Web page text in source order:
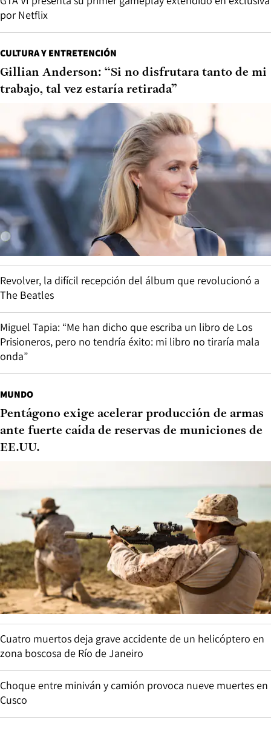
por Netflix
CULTURA Y ENTRETENCIÓN
Gillian Anderson: “Si no disfrutara tanto de mi
trabajo, tal vez estaría retirada”
Revolver, la difícil recepción del álbum que revolucionó a
The Beatles
Miguel Tapia: “Me han dicho que escriba un libro de Los
Prisioneros, pero no tendría éxito: mi libro no tiraría mala
onda”
MUNDO
Pentágono exige acelerar producción de armas
ante fuerte caída de reservas de municiones de
EE.UU.
Cuatro muertos deja grave accidente de un helicóptero en
zona boscosa de Río de Janeiro
Choque entre miniván y camión provoca nueve muertes en
Cusco